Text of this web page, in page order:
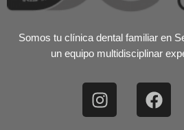
Somos tu clínica dental familiar en
un equipo multidisciplinar